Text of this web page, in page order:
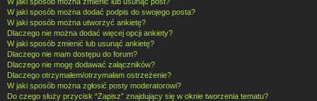
W jaki sposób można dodać podpis do swojego posta?
W jaki sposób można utworzyć ankietę?
Dlaczego nie można dodać więcej opcji ankiety?
W jaki sposób zmienić lub usunąć ankietę?
Dlaczego nie mam dostępu do forum?
Dlaczego nie mogę dodawać załączników?
Dlaczego otrzymałem/otrzymałam ostrzeżenie?
W jaki sposób można zgłosić posty moderatorowi?
Do czego służy przycisk “Zapisz” znajdujący się w oknie tworzenia tematu?